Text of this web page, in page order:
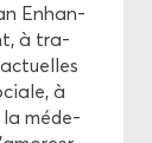
En­han­
à tra­
à
la mé­de­